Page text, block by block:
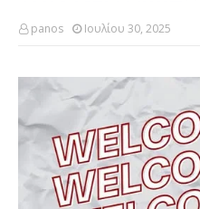
panos Ιουλίου 30, 2025